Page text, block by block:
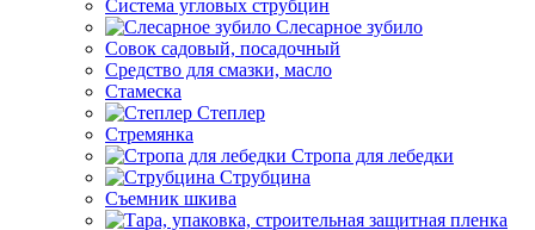
Система угловых струбцин
Слесарное зубило
Совок садовый, посадочный
Средство для смазки, масло
Стамеска
Степлер
Стремянка
Стропа для лебедки
Струбцина
Съемник шкива